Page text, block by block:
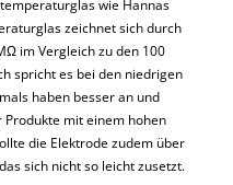
wie Hannas
zeichnet sich durch
im Vergleich zu den 100
spricht es bei den niedrigen
haben besser an und
mit einem hohen
die Elektrode zudem über
sich nicht so leicht zusetzt.